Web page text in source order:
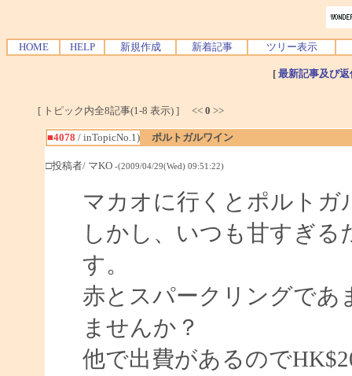
HOME HELP 新規作成 新着記事 ツリー表示
[ 最新記事及び
[ トピック内全8記事(1-8 表示) ] << 0 >>
■4078 / inTopicNo.1) ポルトガルワイン
□投稿者/ マKO -(2009/04/29(Wed) 09:51:22)
マカオに行くとポルトガ
しかし、いつも甘すぎ
す。
赤とスパークリングであ
ませんか？
他で出費があるので